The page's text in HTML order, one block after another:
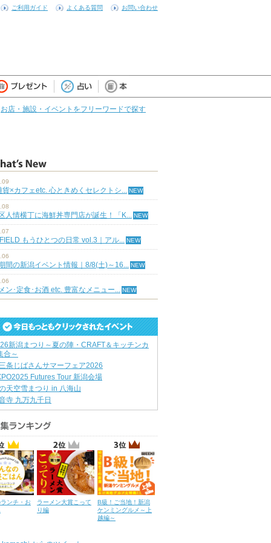
ご利用ガイド よくある質問 お問い合わせ
お店・施設・イベントをフリーワードで探す
貨×カフェetc. 心ときめくセレクトシ...
人情横丁に海鮮丼専門店が誕生！「K...
もうひとつの日常 vol.3｜アル...
間の新潟イベント情報｜8/8(土)～16...
ン･定食･お酒 etc. 豊富なメニュー...
新潟まつり～夏の陣・CRAFT＆キッチンカ
合～
条じばさんサマーフェア2026
Futures Tour 新潟会場
天空雪まつり in 八海山
寺 九万九千日
ンチ・お
ラーメン大賞こって
り編
B級！ご当地！新潟
ケンミングルメ～上
越編～